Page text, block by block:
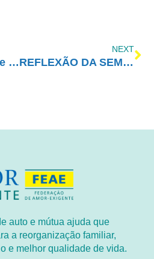
Live Amor-Exigente #58 – Nada muda se eu não mudar!
NEXT
REFLEXÃO DA SEMANAE – 8° PRINCÍPIO ÉTICO
auto e mútua ajuda que
a reorganização familiar,
e melhor qualidade de vida.